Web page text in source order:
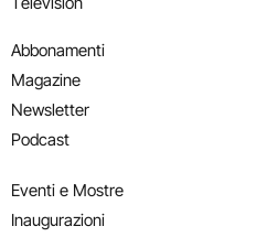
Abbonamenti
Magazine
Newsletter
Podcast
Eventi e Mostre
Inaugurazioni